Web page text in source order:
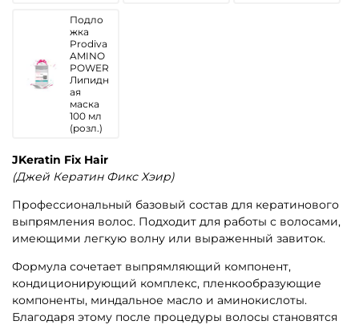
Подло
жка
Prodiva
AMINO
POWER
Липидн
ая
маска
100 мл
(розл.)
JKeratin Fix Hair
(Джей Кератин Фикс Хэир)
Профессиональный базовый состав для кератинового
выпрямления волос. Подходит для работы с волосами,
имеющими легкую волну или выраженный завиток.
Формула сочетает выпрямляющий компонент,
кондиционирующий комплекс, пленкообразующие
компоненты, миндальное масло и аминокислоты.
Благодаря этому после процедуры волосы становятся